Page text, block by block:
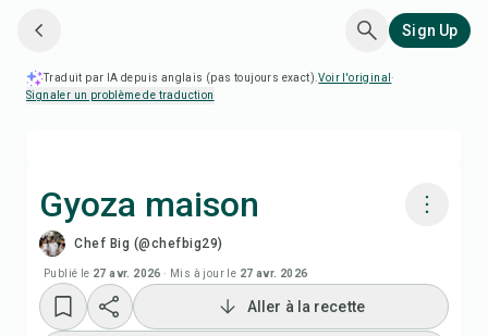
Sign Up
Traduit par IA depuis anglais (pas toujours exact).Voir l'original ·
Signaler un problème de traduction
Gyoza maison
Chef Big (@chefbig29)
Publié le 27 avr. 2026 · Mis à jour le 27 avr. 2026
Add to Meal Plan
Aller à la recette